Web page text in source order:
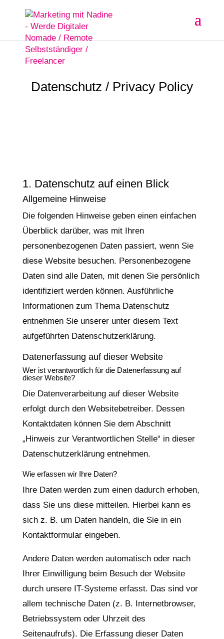
Datenschutz / Privacy Policy
1. Datenschutz auf einen Blick
Allgemeine Hinweise
Die folgenden Hinweise geben einen einfachen
Überblick darüber, was mit Ihren
personenbezogenen Daten passiert, wenn Sie
diese Website besuchen. Personenbezogene
Daten sind alle Daten, mit denen Sie persönlich
identifiziert werden können. Ausführliche
Informationen zum Thema Datenschutz
entnehmen Sie unserer unter diesem Text
aufgeführten Datenschutzerklärung.
Datenerfassung auf dieser Website
Wer ist verantwortlich für die Datenerfassung auf
dieser Website?
Die Datenverarbeitung auf dieser Website
erfolgt durch den Websitebetreiber. Dessen
Kontaktdaten können Sie dem Abschnitt
„Hinweis zur Verantwortlichen Stelle“ in dieser
Datenschutzerklärung entnehmen.
Wie erfassen wir Ihre Daten?
Ihre Daten werden zum einen dadurch erhoben,
dass Sie uns diese mitteilen. Hierbei kann es
sich z. B. um Daten handeln, die Sie in ein
Kontaktformular eingeben.
Andere Daten werden automatisch oder nach
Ihrer Einwilligung beim Besuch der Website
durch unsere IT-Systeme erfasst. Das sind vor
allem technische Daten (z. B. Internetbrowser,
Betriebssystem oder Uhrzeit des
Seitenaufrufs). Die Erfassung dieser Daten